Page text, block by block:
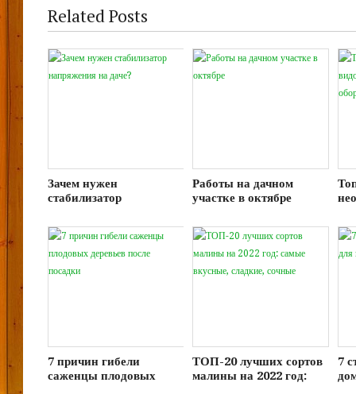
Related Posts
Зачем нужен
стабилизатор
Работы на дачном
участке в октябре
7 причин гибели
саженцы плодовых
ТОП-20 лучших сортов
малины на 2022 год:
7